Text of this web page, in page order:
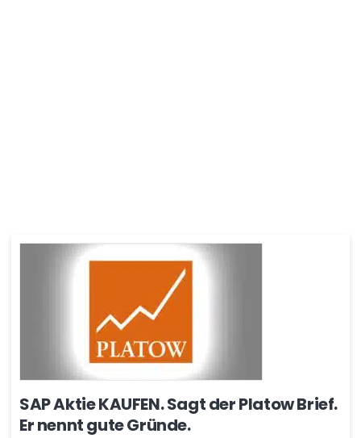
SAP Aktie KAUFEN. Sagt der Platow Brief.
Er nennt gute Gründe.